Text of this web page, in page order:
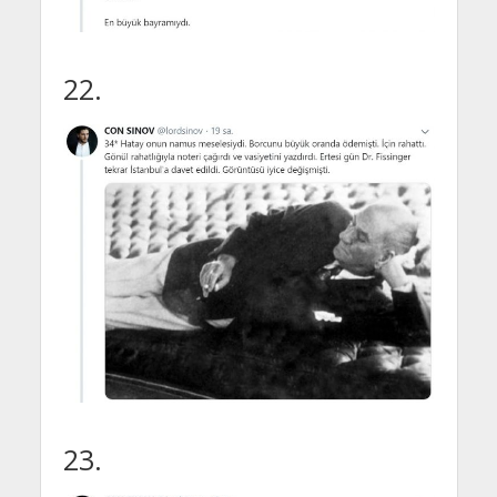
22.
23.